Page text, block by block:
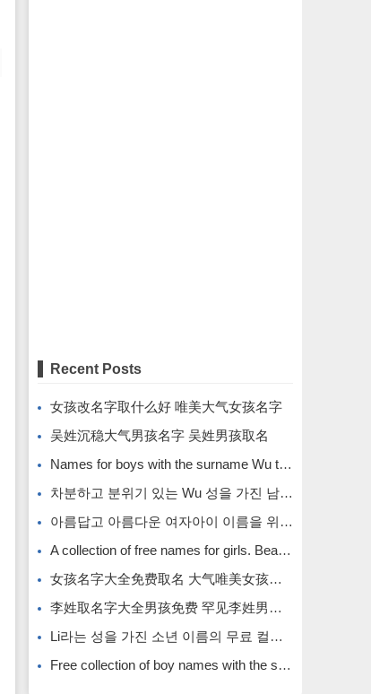
Recent Posts
女孩改名字取什么好 唯美大气女孩名字
吴姓沉稳大气男孩名字 吴姓男孩取名
Names for boys with the surname Wu that are calm and atmospheric. Names for boys with the surname Wu.
차분하고 분위기 있는 Wu 성을 가진 남자아이의 이름입니다.
아름답고 아름다운 여자아이 이름을 위한 무료 이름 모음입니다.
A collection of free names for girls. Beautiful and beautiful girl names.
女孩名字大全免费取名 大气唯美女孩名字
李姓取名字大全男孩免费 罕见李姓男孩名字
Li라는 성을 가진 소년 이름의 무료 컬렉션입니다. Li라는 성을 가진 희귀한 소년 이름입니다.
Free collection of boy names with the surname Li. Rare boy names with the surname Li.